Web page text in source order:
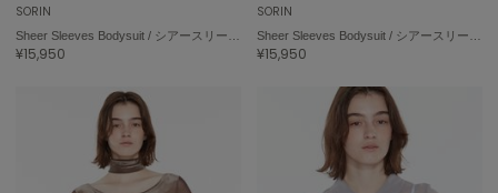
SORIN
¥15,950
SORIN
¥15,950